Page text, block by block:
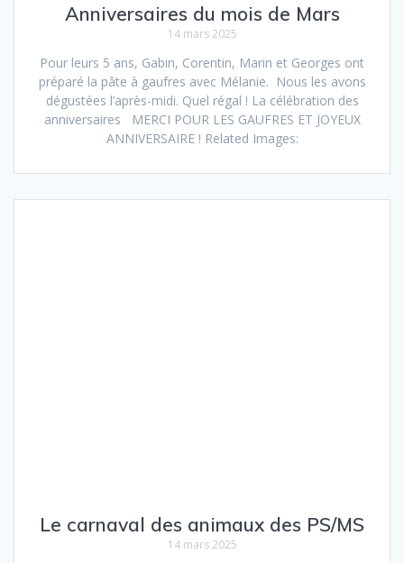
Anniversaires du mois de Mars
14 mars 2025
Pour leurs 5 ans, Gabin, Corentin, Marin et Georges ont
préparé la pâte à gaufres avec Mélanie. Nous les avons
dégustées l’après-midi. Quel régal ! La célébration des
anniversaires MERCI POUR LES GAUFRES ET JOYEUX
ANNIVERSAIRE ! Related Images:
Le carnaval des animaux des PS/MS
14 mars 2025